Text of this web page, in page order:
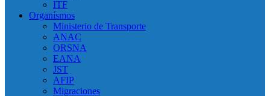
ITF
Organísmos
Ministerio de Transporte
ANAC
ORSNA
EANA
JST
AFIP
Migraciones